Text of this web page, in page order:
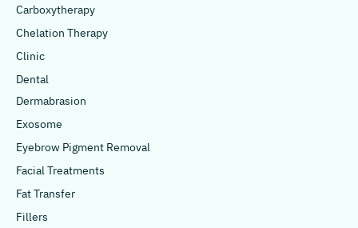
Carboxytherapy
Chelation Therapy
Clinic
Dental
Dermabrasion
Exosome
Eyebrow Pigment Removal
Facial Treatments
Fat Transfer
Fillers